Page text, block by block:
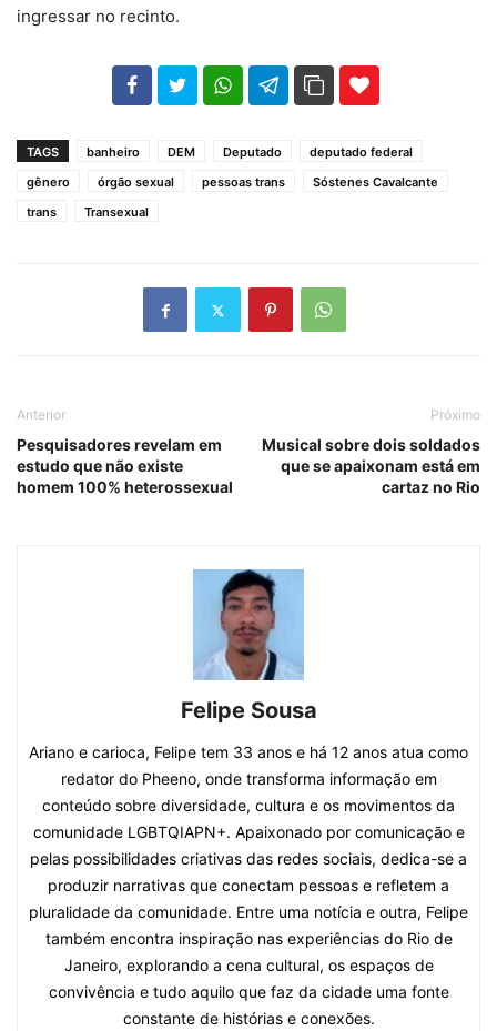
ingressar no recinto.
102 35
TAGS banheiro DEM Deputado
deputado federal
gênero
órgão sexual pessoas trans
Sóstenes Cavalcante
trans
Transexual
Anterior
Pesquisadores revelam em
estudo que não existe
homem 100% heterossexual
Próximo
Musical sobre dois soldados
que se apaixonam está em
cartaz no Rio
Felipe Sousa
Ariano e carioca, Felipe tem 33 anos e há 12 anos atua como
redator do Pheeno, onde transforma informação em
conteúdo sobre diversidade, cultura e os movimentos da
comunidade LGBTQIAPN+. Apaixonado por comunicação e
pelas possibilidades criativas das redes sociais, dedica-se a
produzir narrativas que conectam pessoas e refletem a
pluralidade da comunidade. Entre uma notícia e outra, Felipe
também encontra inspiração nas experiências do Rio de
Janeiro, explorando a cena cultural, os espaços de
convivência e tudo aquilo que faz da cidade uma fonte
constante de histórias e conexões.